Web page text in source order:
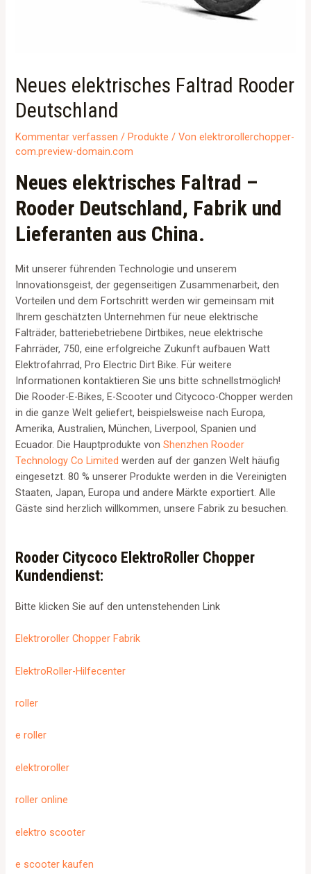
Neues elektrisches Faltrad Rooder
Deutschland
Kommentar verfassen /Produkte / Vonelektrorollerchopper-
com.preview-domain.com
Neues elektrisches Faltrad –
Rooder Deutschland, Fabrik und
Lieferanten aus China.
Mit unserer führenden Technologie und unserem
Innovationsgeist, der gegenseitigen Zusammenarbeit, den
Vorteilen und dem Fortschritt werden wir gemeinsam mit
Ihrem geschätzten Unternehmen für neue elektrische
Falträder, batteriebetriebene Dirtbikes, neue elektrische
Fahrräder, 750, eine erfolgreiche Zukunft aufbauen Watt
Elektrofahrrad, Pro Electric Dirt Bike. Für weitere
Informationen kontaktieren Sie uns bitte schnellstmöglich!
Die Rooder-E-Bikes, E-Scooter und Citycoco-Chopper werden
in die ganze Welt geliefert, beispielsweise nach Europa,
Amerika, Australien, München, Liverpool, Spanien und
Ecuador. Die Hauptprodukte vonShenzhen Rooder
Technology Co Limited werden auf der ganzen Welt häufig
eingesetzt. 80 % unserer Produkte werden in die Vereinigten
Staaten, Japan, Europa und andere Märkte exportiert. Alle
Gäste sind herzlich willkommen, unsere Fabrik zu besuchen.
Rooder Citycoco ElektroRoller Chopper
Kundendienst:
Bitte klicken Sie auf den untenstehenden Link
Elektroroller Chopper Fabrik
ElektroRoller-Hilfecenter
roller
e roller
elektroroller
roller online
elektro scooter
e scooter kaufen